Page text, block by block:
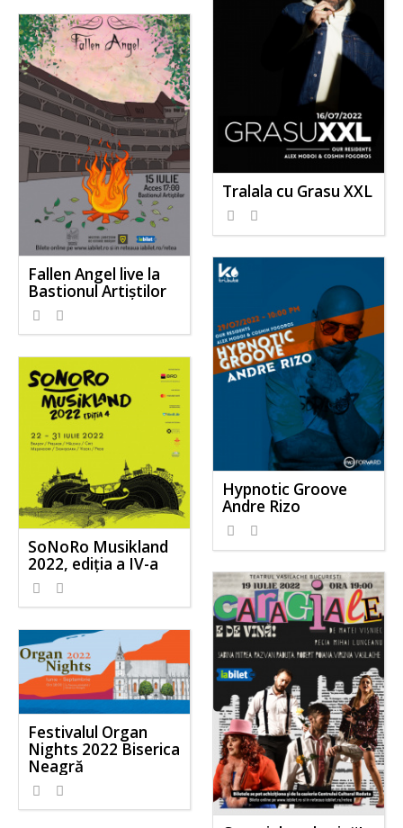
Tralala cu Grasu XXL
Fallen Angel live la
Bastionul Artiștilor
Hypnotic Groove
Andre Rizo
SoNoRo Musikland
2022, ediția a IV-a
Festivalul Organ
Nights 2022 Biserica
Neagră